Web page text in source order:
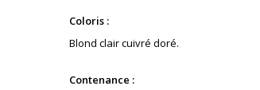
Coloris :
Blond clair cuivré doré.
Contenance :